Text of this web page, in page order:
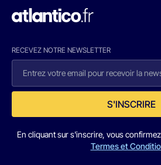
RECEVEZ NOTRE NEWSLETTER
S'INSCRIRE
En cliquant sur s'inscrire, vous
Termes et